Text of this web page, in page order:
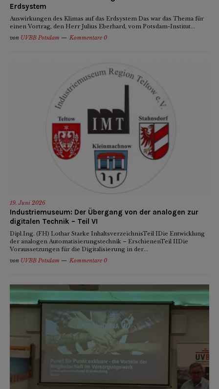
Erdsystem
Auswirkungen des Klimas auf das Erdsystem Das war das Thema für
einen Vortrag, den Herr Julius Eberhard, vom Potsdam-Institut...
von UVBB Potsdam Kommentare 0
19. Juni 2026
Industriemuseum: Der Übergang von der analogen zur
digitalen Technik – Teil VI
Dipl.Ing. (FH) Lothar Starke InhaltsverzeichnisTeil IDie Entwicklung
der analogen Automatisierungstechnik – ErschienenTeil IIDie
Voraussetzungen für die Digitalisierung in der...
von UVBB Potsdam Kommentare 0